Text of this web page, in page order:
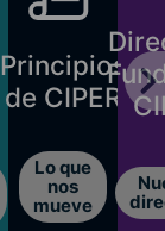
Principios
de CIPER
Lo que
nos
mueve